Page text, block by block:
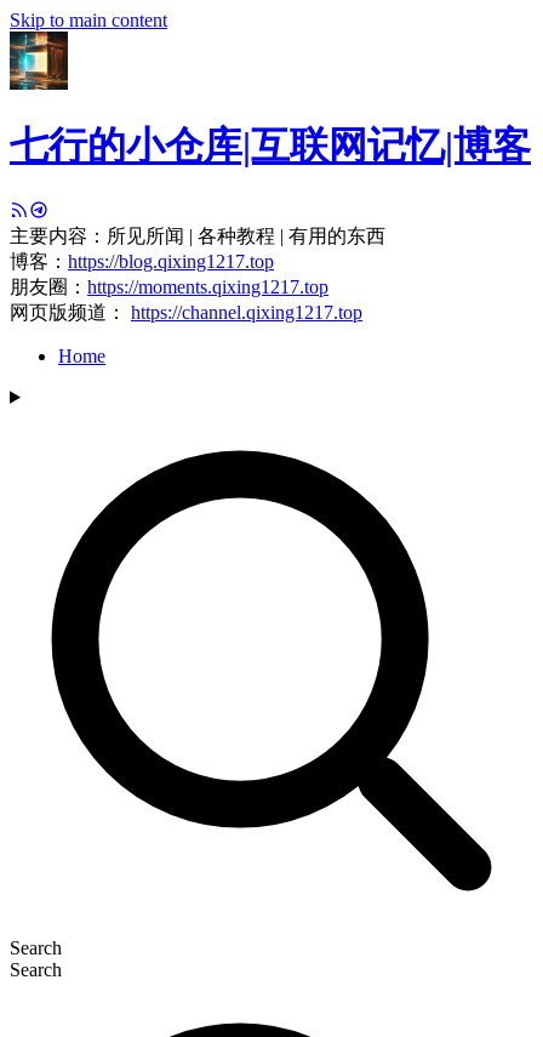
Skip to main content
七行的小仓库|互联网记忆|博客
主要内容：所见所闻 | 各种教程 | 有用的东西
博客： https://blog.qixing1217.top
朋友圈： https://moments.qixing1217.top
网页版频道： https://channel.qixing1217.top
Home
Search
Search